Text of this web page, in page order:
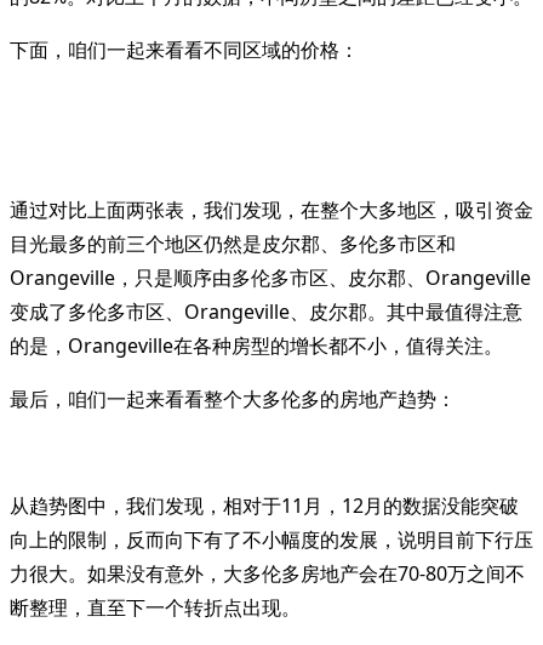
下面，咱们一起来看看不同区域的价格：
通过对比上面两张表，我们发现，在整个大多地区，吸引资金
目光最多的前三个地区仍然是皮尔郡、多伦多市区和
Orangeville，只是顺序由多伦多市区、皮尔郡、Orangeville
变成了多伦多市区、Orangeville、皮尔郡。其中最值得注意
的是，Orangeville在各种房型的增长都不小，值得关注。
最后，咱们一起来看看整个大多伦多的房地产趋势：
从趋势图中，我们发现，相对于11月，12月的数据没能突破
向上的限制，反而向下有了不小幅度的发展，说明目前下行压
力很大。如果没有意外，大多伦多房地产会在70-80万之间不
断整理，直至下一个转折点出现。